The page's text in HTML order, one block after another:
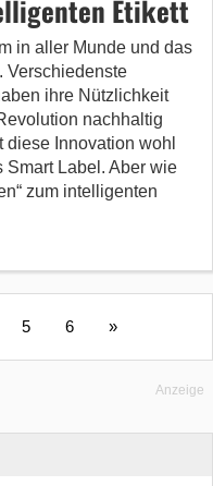
Etikett
in aller Munde und das
Verschiedenste
ihre Nützlichkeit
nachhaltig
Innovation wohl
Smart Label. Aber wie
zum intelligenten
5 6 »
Anzeige